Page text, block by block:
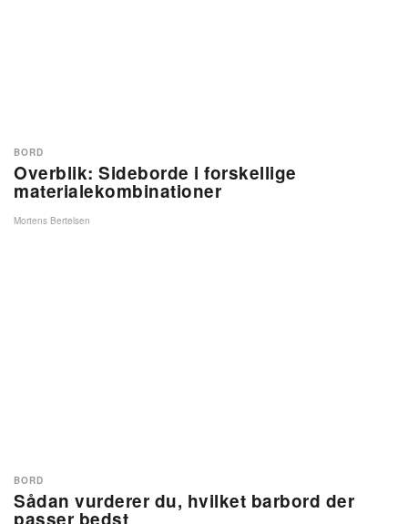
Overblik: Sideborde i forskellige
materialekombinationer
BORD
Mortens Bertelsen
Sådan vurderer du, hvilket barbord der
passer bedst
BORD